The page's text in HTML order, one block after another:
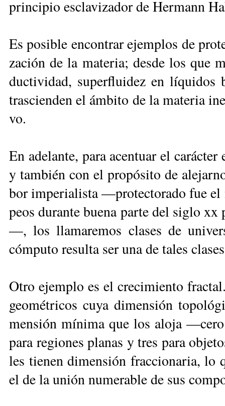
prin­ci­pio es­cla­vi­za­dor de Her­mann
Es po­si­ble en­con­trar ejem­plos de
za­ción de la ma­te­ria; des­de los
duc­ti­vi­dad, su­per­flui­dez en lí­qui­dos
tras­cien­den el ám­bi­to de la ma­te­ria
vo.
En ade­lan­te, pa­ra acen­tuar el
y tam­bién con el pro­pó­si­to de
bor im­pe­ria­lis­ta —pro­tec­to­ra­do fue
peos du­ran­te bue­na par­te del si­glo
—, los lla­ma­re­mos cla­ses de
cóm­pu­to re­sul­ta ser una de ta­les
Otro ejem­plo es el cre­ci­mien­to
geo­mé­tri­cos cu­ya di­men­sión
men­sión mí­ni­ma que los alo­ja
pa­ra re­gio­nes pla­nas y tres pa­ra
les tie­nen di­men­sión frac­cio­na­ria, lo
el de la unión nu­me­ra­ble de sus